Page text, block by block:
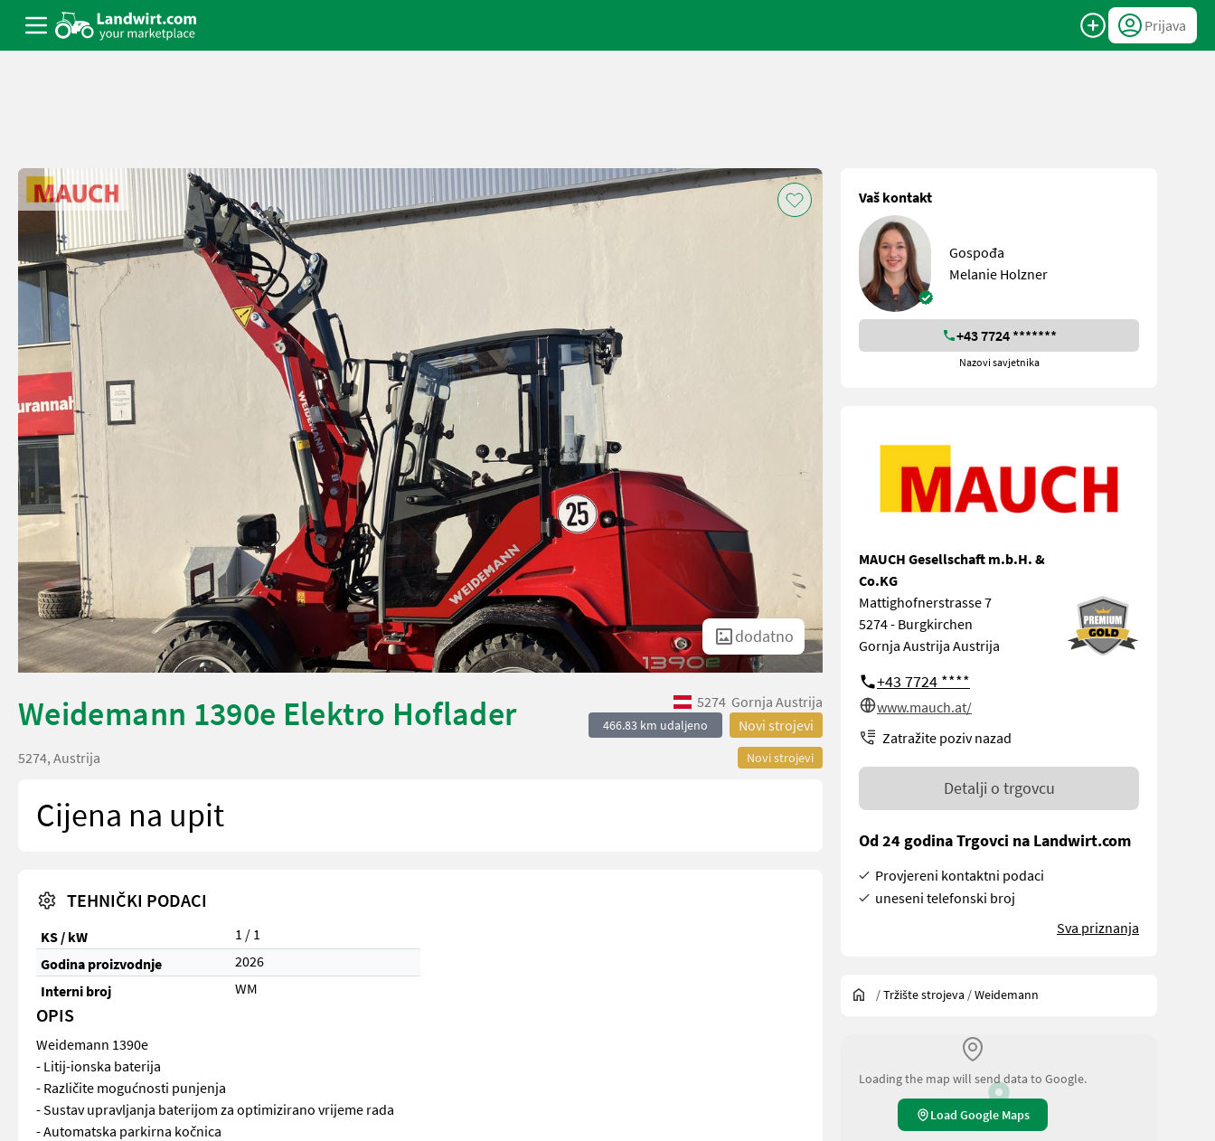
Prijava
dodatno
Weidemann 1390e Elektro Hoflader 5274 Gornja Austrija
466.83 km udaljeno Novi strojevi
Novi strojevi
5274, Austrija
Cijena na upit
TEHNIČKI PODACI
KS / kW
1 / 1
Godina proizvodnje
2026
Interni broj
WM
OPIS
Weidemann 1390e
- Litij-ionska baterija
- Različite mogućnosti punjenja
- Sustav upravljanja baterijom za optimizirano vrijeme rada
- Automatska parkirna kočnica
Vaš kontakt
Gospođa
Melanie Holzner
+43 7724 *******
Nazovi savjetnika
MAUCH Gesellschaft m.b.H. &
Co.KG
Mattighofnerstrasse 7
5274 - Burgkirchen
Gornja Austrija Austrija
+43 7724 ****
www.mauch.at/
Zatražite poziv nazad
Detalji o trgovcu
Od 24 godina Trgovci na Landwirt.com
Provjereni kontaktni podaci
uneseni telefonski broj
Sva priznanja
/Tržište strojeva /Weidemann
Loading the map will send data to Google.
Load Google Maps